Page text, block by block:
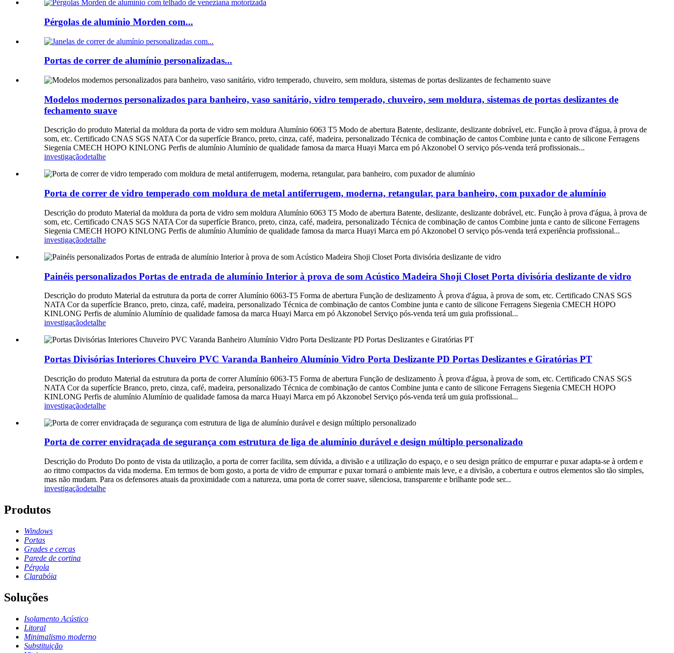
Pérgolas de alumínio Morden com...
Portas de correr de alumínio personalizadas...
Modelos modernos personalizados para banheiro, vaso sanitário, vidro temperado, chuveiro, sem moldura, sistemas de portas deslizantes de
fechamento suave
Descrição do produto Material da moldura da porta de vidro sem moldura Alumínio 6063 T5 Modo de abertura Batente, deslizante, deslizante dobrável, etc. Função à prova d'água, à prova de
som, etc. Certificado CNAS SGS NATA Cor da superfície Branco, preto, cinza, café, madeira, personalizado Técnica de combinação de cantos Combine junta e canto de silicone Ferragens
Siegenia CMECH HOPO KINLONG Perfis de alumínio Alumínio de qualidade famosa da marca Huayi Marca em pó Akzonobel O serviço pós-venda terá profissionais...
investigaçãodetalhe
Porta de correr de vidro temperado com moldura de metal antiferrugem, moderna, retangular, para banheiro, com puxador de alumínio
Descrição do produto Material da moldura da porta de vidro sem moldura Alumínio 6063 T5 Modo de abertura Batente, deslizante, deslizante dobrável, etc. Função à prova d'água, à prova de
som, etc. Certificado CNAS SGS NATA Cor da superfície Branco, preto, cinza, café, madeira, personalizado Técnica de combinação de cantos Combine junta e canto de silicone Ferragens
Siegenia CMECH HOPO KINLONG Perfis de alumínio Alumínio de qualidade famosa da marca Huayi Marca em pó Akzonobel O serviço pós-venda terá experiência profissional...
investigaçãodetalhe
Painéis personalizados Portas de entrada de alumínio Interior à prova de som Acústico Madeira Shoji Closet Porta divisória deslizante de vidro
Descrição do produto Material da estrutura da porta de correr Alumínio 6063-T5 Forma de abertura Função de deslizamento À prova d'água, à prova de som, etc. Certificado CNAS SGS
NATA Cor da superfície Branco, preto, cinza, café, madeira, personalizado Técnica de combinação de cantos Combine junta e canto de silicone Ferragens Siegenia CMECH HOPO
KINLONG Perfis de alumínio Alumínio de qualidade famosa da marca Huayi Marca em pó Akzonobel Serviço pós-venda terá um guia profissional...
investigaçãodetalhe
Portas Divisórias Interiores Chuveiro PVC Varanda Banheiro Alumínio Vidro Porta Deslizante PD Portas Deslizantes e Giratórias PT
Descrição do produto Material da estrutura da porta de correr Alumínio 6063-T5 Forma de abertura Função de deslizamento À prova d'água, à prova de som, etc. Certificado CNAS SGS
NATA Cor da superfície Branco, preto, cinza, café, madeira, personalizado Técnica de combinação de cantos Combine junta e canto de silicone Ferragens Siegenia CMECH HOPO
KINLONG Perfis de alumínio Alumínio de qualidade famosa da marca Huayi Marca em pó Akzonobel Serviço pós-venda terá um guia profissional...
investigaçãodetalhe
Porta de correr envidraçada de segurança com estrutura de liga de alumínio durável e design múltiplo personalizado
Descrição do Produto Do ponto de vista da utilização, a porta de correr facilita, sem dúvida, a divisão e a utilização do espaço, e o seu design prático de empurrar e puxar adapta-se à ordem e
ao ritmo compactos da vida moderna. Em termos de bom gosto, a porta de vidro de empurrar e puxar tornará o ambiente mais leve, e a divisão, a cobertura e outros elementos são tão simples,
mas não mudam. Para os defensores atuais da proximidade com a natureza, uma porta de correr suave, silenciosa, transparente e brilhante pode ser...
investigaçãodetalhe
Produtos
Windows
Portas
Grades e cercas
Parede de cortina
Pérgola
Clarabóia
Soluções
Isolamento Acústico
Litoral
Minimalismo moderno
Substituição